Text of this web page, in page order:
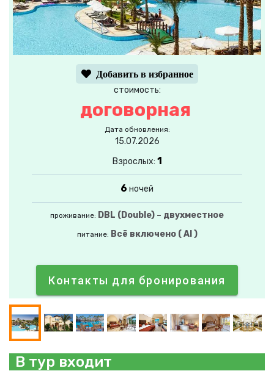
Добавить в избранное
стоимость:
договорная
Дата обновления:
15.07.2026
Взрослых: 1
6 ночей
проживание: DBL (Double) – двухместное
питание: Всё включено ( AI )
Контакты для бронирования
В тур входит